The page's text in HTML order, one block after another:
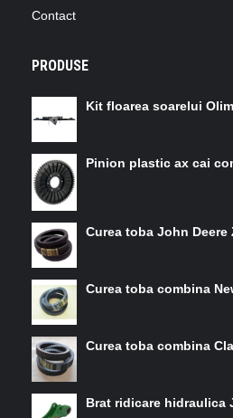
Contact
PRODUSE
Kit floarea soarelui
Pinion plastic ax cai
Curea toba John Deere
Curea toba combina
Curea toba combina
Brat ridicare hidraulica